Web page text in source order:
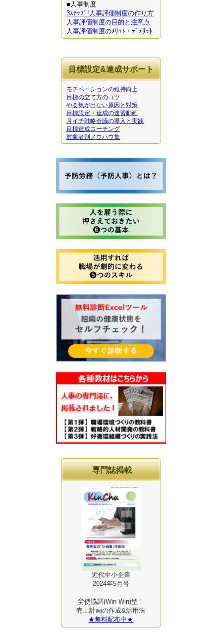
■人事制度
3ｽﾃｯﾌﾟ!人事評価制度の作り方
人事評価制度の目的と注意点
人事評価制度のﾒﾘｯﾄ・ﾃﾞﾒﾘｯﾄ
目標設定&達成サポート
モチベーションの維持向上
目標の立て方のコツ
やる気が出ない原因と対策
目標設定・達成の速習動画
月イチ戦略会議の導入と実践
目標達成コーチング
対象者別ノウハウ集
専門誌掲載
近代中小企業
2024年5月号
労使協調(Win-Win)型！
売上計画の作成&活用法
★無料配布中★